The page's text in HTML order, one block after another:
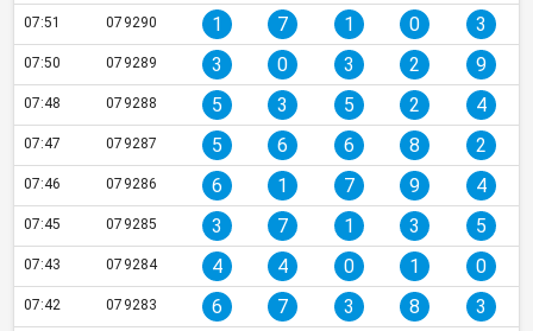
07:51 079290 1 7 1 0 3
07:50 079289 3 0 3 2 9
07:48 079288 5 3 5 2 4
07:47 079287 5 6 6 8 2
07:46 079286 6 1 7 9 4
07:45 079285 3 7 1 3 5
07:43 079284 4 4 0 1 0
07:42 079283 6 7 3 8 3